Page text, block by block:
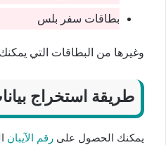
بطاقات سفر بلس
وغيرها من البطاقات التي
طريقة استخراج
يمكنك الحصول على رقم الآيبان